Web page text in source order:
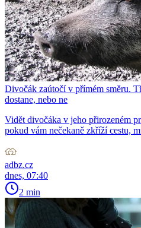
Divočák zaútočí v přímém směru.
dostane, nebo ne
Vidět divočáka v jeho přirozeném
pokud vám nečekaně zkříží cestu,
adbz.cz
dnes, 07:40
2 min